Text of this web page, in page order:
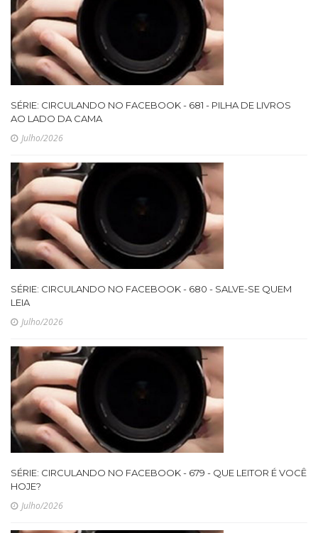
SÉRIE: CIRCULANDO NO FACEBOOK - 681 - PILHA DE LIVROS
AO LADO DA CAMA
Julho/2026
SÉRIE: CIRCULANDO NO FACEBOOK - 680 - SALVE-SE QUEM
LEIA
Julho/2026
SÉRIE: CIRCULANDO NO FACEBOOK - 679 - QUE LEITOR É VOCÊ
HOJE?
Julho/2026